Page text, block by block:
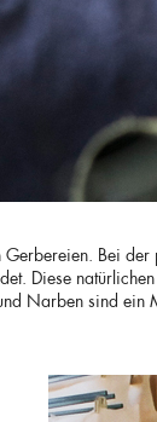
Bei
Diese
Narben sind